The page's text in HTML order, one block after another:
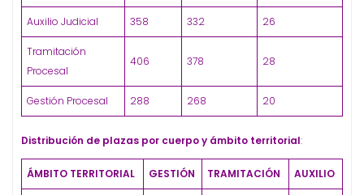
Auxilio Judicial 358 332 26
Tramitación
Procesal
406 378 28
Gestión Procesal 288 268 20
Distribución de plazas por cuerpo y ámbito territorial:
ÁMBITO TERRITORIAL GESTIÓN TRAMITACIÓN AUXILIO